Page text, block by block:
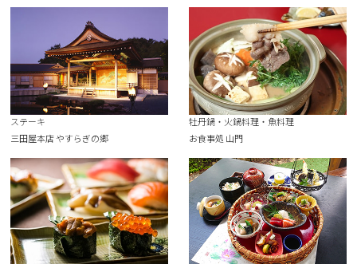
ステーキ
三田屋本店 やすらぎの郷
牡丹鍋・火鍋料理・魚料理
お食事処 山門